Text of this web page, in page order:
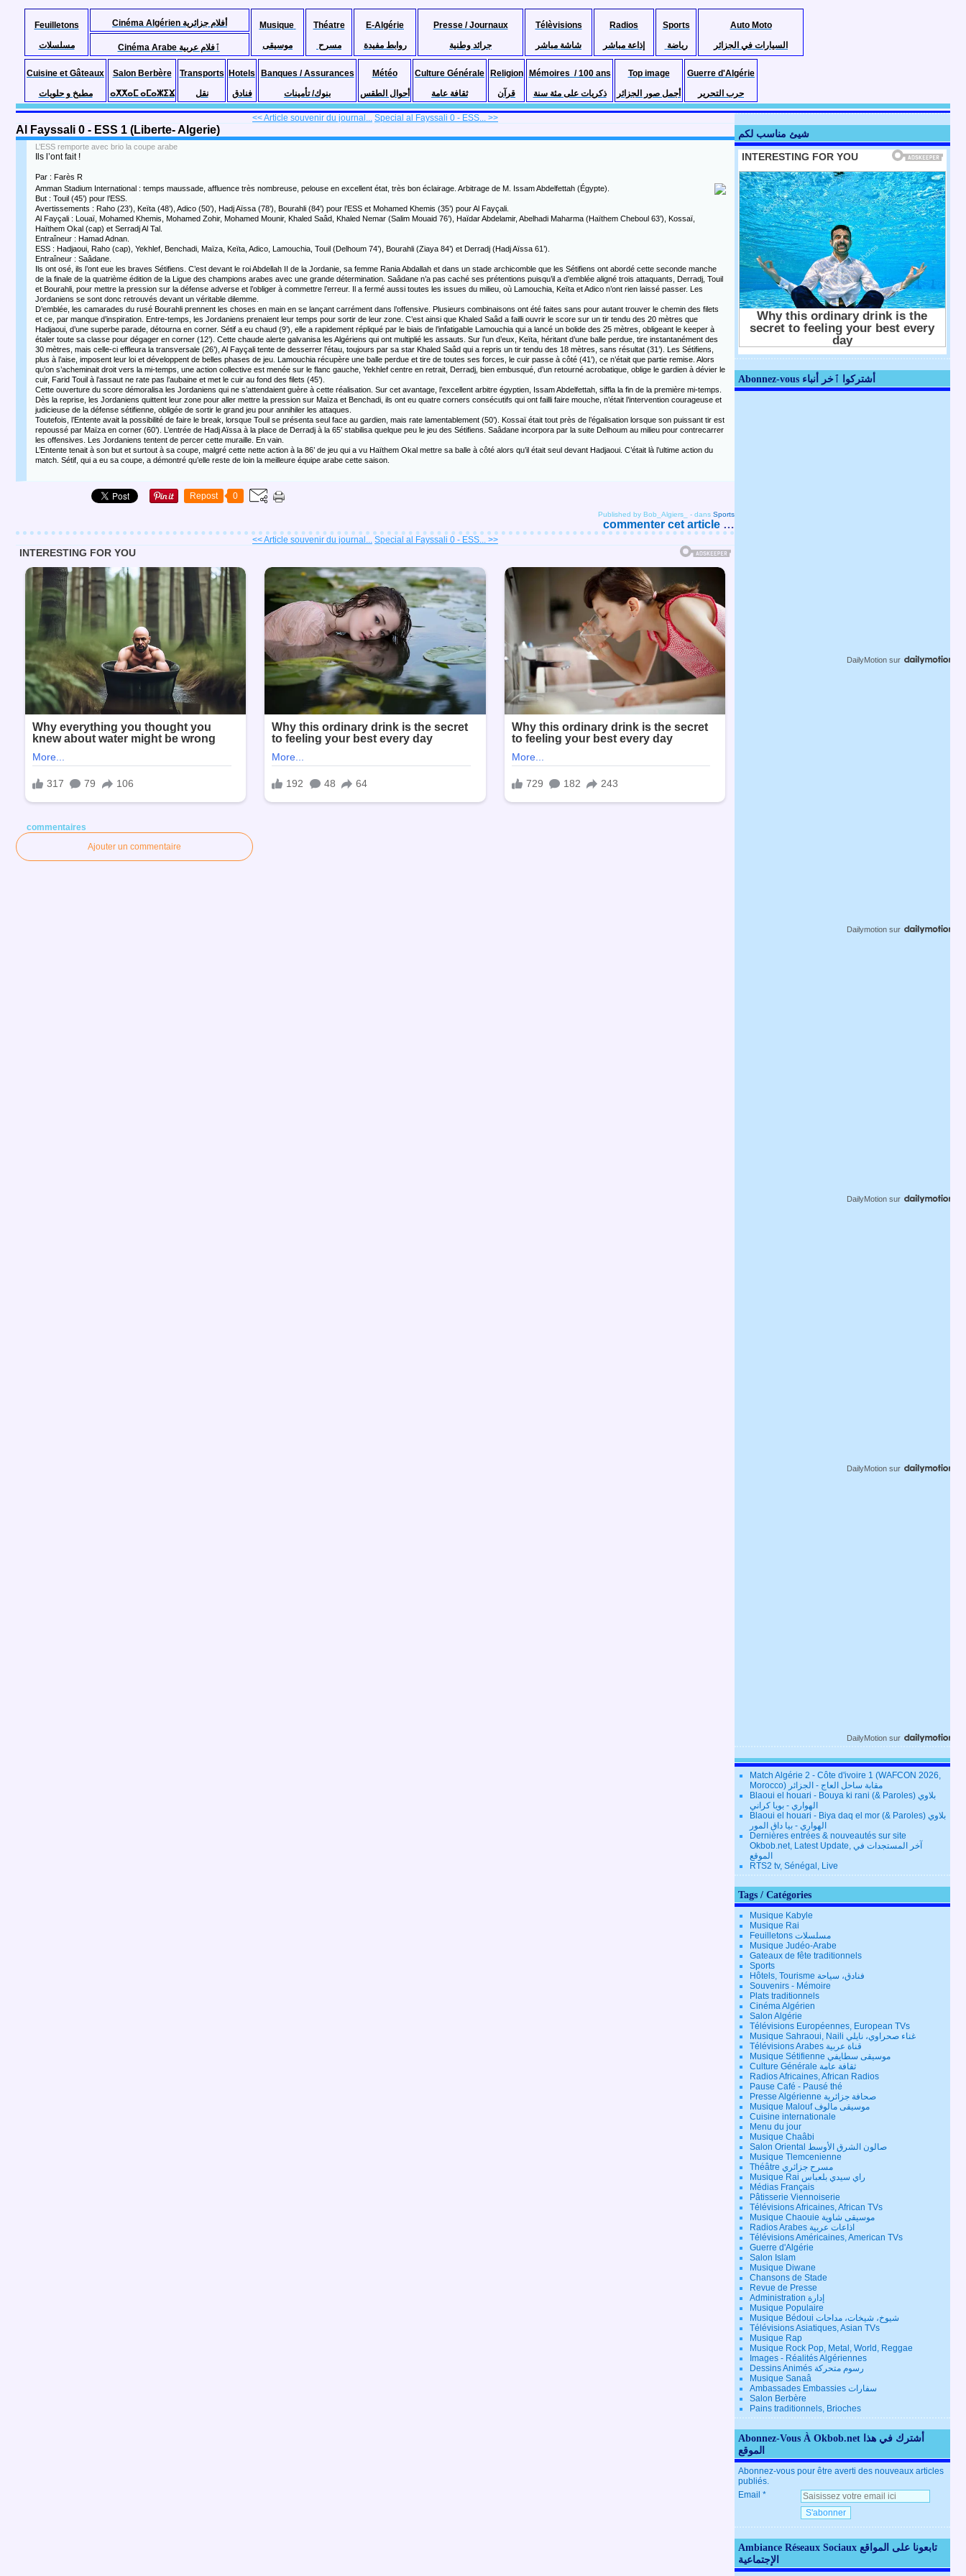
Feuilletons
مسلسلات
Cinéma Algérien أفلام جزائرية
Musique
موسيقى
Théatre
مسرح
E-Algérie
روابط مفيدة
Presse / Journaux
جرائد وطنية
Télèvisions
شاشة مباشر
Radios
إذاعة مباشر
Sports
رياضة
Auto Moto
السيارات في الجزائر
Cinéma Arabe ٱفلام عربية
Cuisine et Gâteaux
مطبخ و حلويات
Salon Berbère
ⴰⵅⵅⴰⵎ ⴰⵎⴰⵣⵉⴴ
Transports
نقل
Hotels
فنادق
Banques / Assurances
بنوك/ تأمينات
Météo
أحوال الطقس
Culture Générale
ثقافة عامة
Religion
قرآن
Mémoires / 100 ans
ذكريات على مئة سنة
Top image
أجمل صور الجزائر
Guerre d'Algérie
حرب التحرير
<< Article souvenir du journal... Special al Fayssali 0 - ESS... >>
Al Fayssali 0 - ESS 1 (Liberte- Algerie)
L’ESS remporte avec brio la coupe arabe
Ils l’ont fait !
Par : Farès R
Amman Stadium International : temps maussade, affluence très nombreuse, pelouse en excellent état, très bon éclairage. Arbitrage de M. Issam Abdelfettah (Égypte).
But : Touil (45’) pour l’ESS.
Avertissements : Raho (23’), Keïta (48’), Adico (50’), Hadj Aïssa (78’), Bourahli (84’) pour l’ESS et Mohamed Khemis (35’) pour Al Fayçali.
Al Fayçali : Louaï, Mohamed Khemis, Mohamed Zohir, Mohamed Mounir, Khaled Saâd, Khaled Nemar (Salim Mouaid 76’), Haïdar Abdelamir, Abelhadi Maharma (Haïthem Cheboul 63’), Kossaï,
Haïthem Okal (cap) et Serradj Al Tal.
Entraîneur : Hamad Adnan.
ESS : Hadjaoui, Raho (cap), Yekhlef, Benchadi, Maïza, Keïta, Adico, Lamouchia, Touil (Delhoum 74’), Bourahli (Ziaya 84’) et Derradj (Hadj Aïssa 61’).
Entraîneur : Saâdane.
Ils ont osé, ils l’ont eue les braves Sétifiens. C’est devant le roi Abdellah II de la Jordanie, sa femme Rania Abdallah et dans un stade archicomble que les Sétifiens ont abordé cette seconde manche
de la finale de la quatrième édition de la Ligue des champions arabes avec une grande détermination. Saâdane n’a pas caché ses prétentions puisqu’il a d’emblée aligné trois attaquants, Derradj, Touil
et Bourahli, pour mettre la pression sur la défense adverse et l’obliger à commettre l’erreur. Il a fermé aussi toutes les issues du milieu, où Lamouchia, Keïta et Adico n’ont rien laissé passer. Les
Jordaniens se sont donc retrouvés devant un véritable dilemme.
D’emblée, les camarades du rusé Bourahli prennent les choses en main en se lançant carrément dans l’offensive. Plusieurs combinaisons ont été faites sans pour autant trouver le chemin des filets
et ce, par manque d’inspiration. Entre-temps, les Jordaniens prenaient leur temps pour sortir de leur zone. C’est ainsi que Khaled Saâd a failli ouvrir le score sur un tir tendu des 20 mètres que
Hadjaoui, d’une superbe parade, détourna en corner. Sétif a eu chaud (9’), elle a rapidement répliqué par le biais de l’infatigable Lamouchia qui a lancé un bolide des 25 mètres, obligeant le keeper à
étaler toute sa classe pour dégager en corner (12’). Cette chaude alerte galvanisa les Algériens qui ont multiplié les assauts. Sur l’un d’eux, Keïta, héritant d’une balle perdue, tire instantanément des
30 mètres, mais celle-ci effleura la transversale (26’), Al Fayçali tente de desserrer l’étau, toujours par sa star Khaled Saâd qui a repris un tir tendu des 18 mètres, sans résultat (31’). Les Sétifiens,
plus à l’aise, imposent leur loi et développent de belles phases de jeu. Lamouchia récupère une balle perdue et tire de toutes ses forces, le cuir passe à côté (41’), ce n’était que partie remise. Alors
qu’on s’acheminait droit vers la mi-temps, une action collective est menée sur le flanc gauche, Yekhlef centre en retrait, Derradj, bien embusqué, d’un retourné acrobatique, oblige le gardien à dévier le
cuir, Farid Touil à l’assaut ne rate pas l’aubaine et met le cuir au fond des filets (45’).
Cette ouverture du score démoralisa les Jordaniens qui ne s’attendaient guère à cette réalisation. Sur cet avantage, l’excellent arbitre égyptien, Issam Abdelfettah, siffla la fin de la première mi-temps.
Dès la reprise, les Jordaniens quittent leur zone pour aller mettre la pression sur Maïza et Benchadi, ils ont eu quatre corners consécutifs qui ont failli faire mouche, n’était l’intervention courageuse et
judicieuse de la défense sétifienne, obligée de sortir le grand jeu pour annihiler les attaques.
Toutefois, l’Entente avait la possibilité de faire le break, lorsque Touil se présenta seul face au gardien, mais rate lamentablement (50’). Kossaï était tout près de l’égalisation lorsque son puissant tir est
repoussé par Maïza en corner (60’). L’entrée de Hadj Aïssa à la place de Derradj à la 65’ stabilisa quelque peu le jeu des Sétifiens. Saâdane incorpora par la suite Delhoum au milieu pour contrecarrer
les offensives. Les Jordaniens tentent de percer cette muraille. En vain.
L’Entente tenait à son but et surtout à sa coupe, malgré cette nette action à la 86’ de jeu qui a vu Haïthem Okal mettre sa balle à côté alors qu’il était seul devant Hadjaoui. C’était là l’ultime action du
match. Sétif, qui a eu sa coupe, a démontré qu’elle reste de loin la meilleure équipe arabe cette saison.
Repost 0
Published by Bob_Algiers_ - dans Sports
commenter cet article …
<< Article souvenir du journal... Special al Fayssali 0 - ESS... >>
commentaires
Ajouter un commentaire
شيئ مناسب لكم
Abonnez-vous أشتركوا ٱخر أنباء
DailyMotion sur
Dailymotion sur
DailyMotion sur
DailyMotion sur
DailyMotion sur
Match Algérie 2 - Côte d'ivoire 1 (WAFCON 2026,
Morocco) مقابة ساحل العاج - الجزائر
Blaoui el houari - Bouya ki rani (& Paroles) بلاوي
الهواري - بويا كراني
Blaoui el houari - Biya daq el mor (& Paroles) بلاوي
الهواري - بيا داق المور
Dernières entrées & nouveautés sur site
Okbob.net, Latest Update, آخر المستجدات في
الموقع
RTS2 tv, Sénégal, Live
Tags / Catégories
Musique Kabyle
Musique Rai
Feuilletons مسلسلات
Musique Judéo-Arabe
Gateaux de fête traditionnels
Sports
Hôtels, Tourisme فنادق، سياحة
Souvenirs - Mémoire
Plats traditionnels
Cinéma Algérien
Salon Algérie
Télévisions Européennes, European TVs
Musique Sahraoui, Naili غناء صحراوي، نايلي
Télévisions Arabes قناة عربية
Musique Sétifienne موسيقى سطايفي
Culture Générale ثقافة عامة
Radios Africaines, African Radios
Pause Café - Pausé thé
Presse Algérienne صحافة جزائرية
Musique Malouf موسيقى مالوف
Cuisine internationale
Menu du jour
Musique Chaâbi
Salon Oriental صالون الشرق الأوسط
Musique Tlemcenienne
Théâtre مسرح جزائري
Musique Rai راي سيدي بلعباس
Médias Français
Pâtisserie Viennoiserie
Télévisions Africaines, African TVs
Musique Chaouie موسيقى شاوية
Radios Arabes اذاعات عربية
Télévisions Américaines, American TVs
Guerre d'Algérie
Salon Islam
Musique Diwane
Chansons de Stade
Revue de Presse
Administration إدارة
Musique Populaire
Musique Bédoui شيوخ، شيخات، مداحات
Télévisions Asiatiques, Asian TVs
Musique Rap
Musique Rock Pop, Metal, World, Reggae
Images - Réalités Algériennes
Dessins Animés رسوم متحركة
Musique Sanaâ
Ambassades Embassies سفارات
Salon Berbère
Pains traditionnels, Brioches
Abonnez-Vous À Okbob.net أشترك في هذا
الموقع
Abonnez-vous pour être averti des nouveaux articles
publiés.
Email
Ambiance Réseaux Sociaux تابعونا على المواقع
الإجتماعية